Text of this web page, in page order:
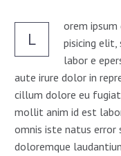
L
orem
pisicing
labor e
aute irure dolor in
cillum dolore eu
mollit anim id est
omnis iste natus
doloremque